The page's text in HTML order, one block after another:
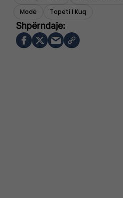
Modë
Tapeti I Kuq